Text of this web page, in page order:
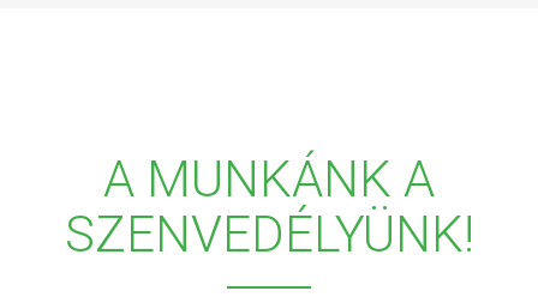
A MUNKÁNK A
SZENVEDÉLYÜNK!